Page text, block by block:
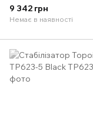
9 342 грн
Немає в наявності